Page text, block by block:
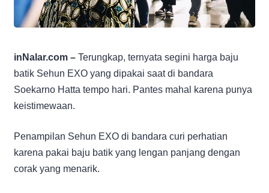
inNalar.com – Terungkap, ternyata segini harga baju
batik Sehun EXO yang dipakai saat di bandara
Soekarno Hatta tempo hari. Pantes mahal karena punya
keistimewaan.
Penampilan Sehun EXO di bandara curi perhatian
karena pakai baju batik yang lengan panjang dengan
corak yang menarik.